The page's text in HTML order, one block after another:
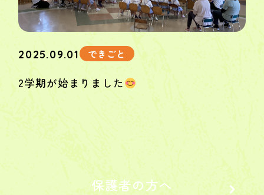
2025.09.01 できごと
2学期が始まりました
保護者の方へ